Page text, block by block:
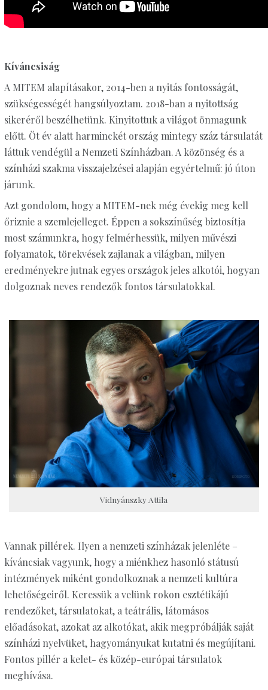
Kíváncsiság
A MITEM alapításakor, 2014-ben a nyitás fontosságát,
szükségességét hangsúlyoztam. 2018-ban a nyitottság
sikeréről beszélhetünk. Kinyitottuk a világot önmagunk
előtt. Öt év alatt harminckét ország mintegy száz társulatát
láttuk vendégül a Nemzeti Színházban. A közönség és a
színházi szakma visszajelzései alapján egyértelmű: jó úton
járunk.
Azt gondolom, hogy a MITEM-nek még évekig meg kell
őriznie a szemlejelleget. Éppen a sokszínűség biztosítja
most számunkra, hogy felmérhessük, milyen művészi
folyamatok, törekvések zajlanak a világban, milyen
eredményekre jutnak egyes országok jeles alkotói, hogyan
dolgoznak neves rendezők fontos társulatokkal.
Vidnyánszky Attila
Vannak pillérek. Ilyen a nemzeti színházak jelenléte –
kíváncsiak vagyunk, hogy a miénkhez hasonló státusú
intézmények miként gondolkoznak a nemzeti kultúra
lehetőségeiről. Keressük a velünk rokon esztétikájú
rendezőket, társulatokat, a teátrális, látomásos
előadásokat, azokat az alkotókat, akik megpróbálják saját
színházi nyelvüket, hagyományukat kutatni és megújítani.
Fontos pillér a kelet- és közép-európai társulatok
meghívása.